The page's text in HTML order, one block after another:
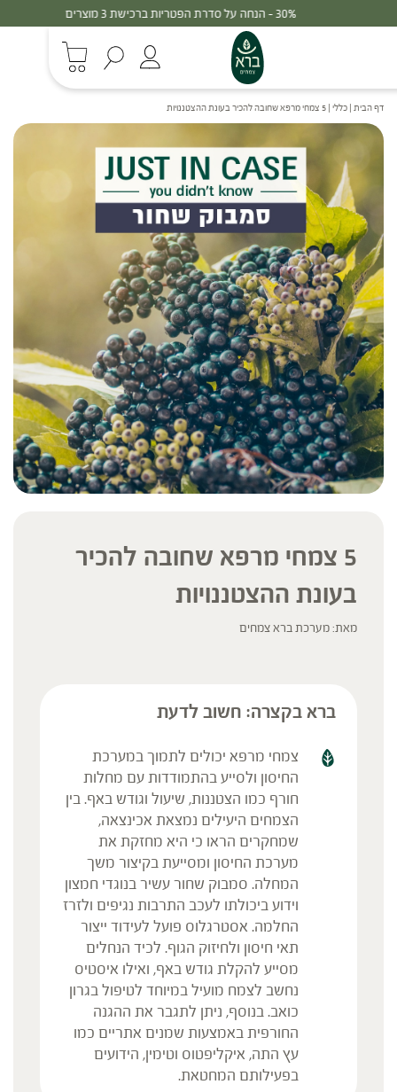
30% - הנחה על סדרת הפטריות ברכישת 3 מוצרים
דף הבית | כללי | 5 צמחי מרפא שחובה להכיר בעונת ההצטננויות
5 צמחי מרפא שחובה להכיר
בעונת ההצטננויות
מאת: מערכת ברא צמחים
ברא בקצרה: חשוב לדעת
צמחי מרפא יכולים לתמוך במערכת
החיסון ולסייע בהתמודדות עם מחלות
חורף כמו הצטננות, שיעול וגודש באף. בין
הצמחים היעילים נמצאת אכינצאה,
שמחקרים הראו כי היא מחזקת את
מערכת החיסון ומסייעת בקיצור משך
המחלה. סמבוק שחור עשיר בנוגדי חמצון
וידוע ביכולתו לעכב התרבות נגיפים ולזרז
החלמה. אסטרגלוס פועל לעידוד ייצור
תאי חיסון ולחיזוק הגוף. לכיד הנחלים
מסייע להקלת גודש באף, ואילו איסטיס
נחשב לצמח מועיל במיוחד לטיפול בגרון
כואב. בנוסף, ניתן לתגבר את ההגנה
החורפית באמצעות שמנים אתריים כמו
עץ התה, איקליפטוס וטימין, הידועים
בפעילותם המחטאת.